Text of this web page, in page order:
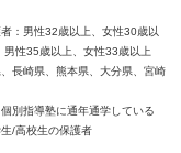
：男性32歳以上、女性30歳以
男性35歳以上、女性33歳以上
長崎県、熊本県、大分県、宮崎
別指導塾に通年通学している
生/高校生の保護者